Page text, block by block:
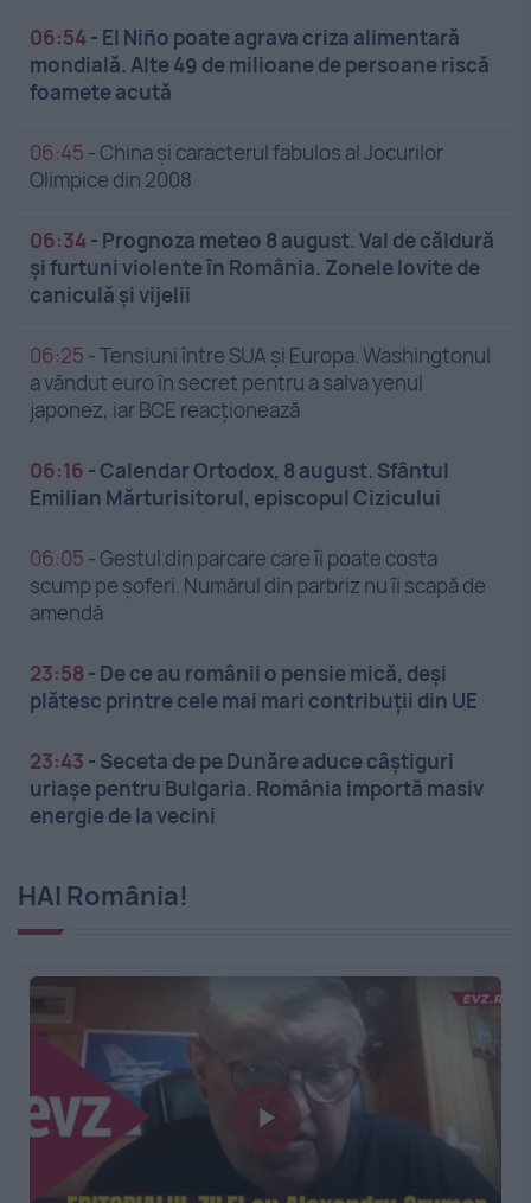
06:54- El Niño poate agrava criza alimentară
mondială. Alte 49 de milioane de persoane riscă
foamete acută
06:45 -China și caracterul fabulos al Jocurilor
Olimpice din 2008
06:34- Prognoza meteo 8 august. Val de căldură
și furtuni violente în România. Zonele lovite de
caniculă și vijelii
06:25 -Tensiuni între SUA și Europa. Washingtonul
a vândut euro în secret pentru a salva yenul
japonez, iar BCE reacționează
06:16 -Calendar Ortodox, 8 august. Sfântul
Emilian Mărturisitorul, episcopul Cizicului
06:05 -Gestul din parcare care îi poate costa
scump pe șoferi. Numărul din parbriz nu îi scapă de
amendă
23:58 - De ce au românii o pensie mică, deși
plătesc printre cele mai mari contribuții din UE
23:43 - Seceta de pe Dunăre aduce câștiguri
uriașe pentru Bulgaria. România importă masiv
energie de la vecini
HAI România!